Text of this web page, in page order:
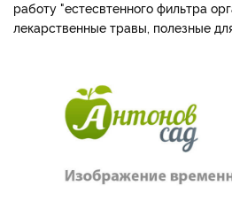
работу "естесвтенного фильтра
лекарственные травы, полезные